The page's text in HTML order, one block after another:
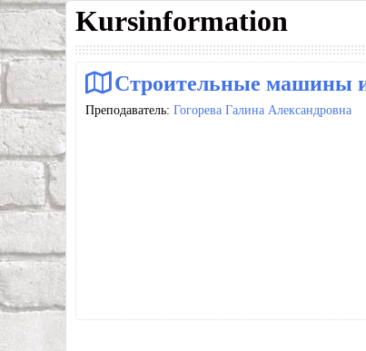
Kursinformation
Строительные машины и
Преподаватель: Гогорева Галина Александровна